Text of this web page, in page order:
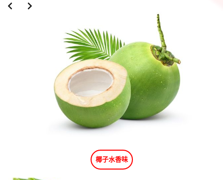
椰子水香味